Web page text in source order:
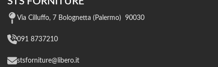
Via Cilluffo, 7 Bolognetta (Palermo) 90030
091 8737210
stsforniture@libero.it